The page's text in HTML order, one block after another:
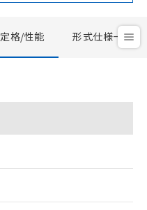
定格/性能 形式仕様一覧